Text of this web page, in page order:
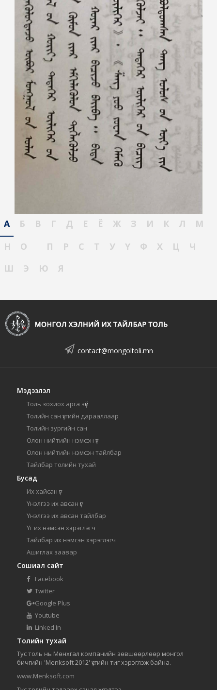
А Б В Г Д Е Ё Ж З И К Л
М
Н
О П Р С Т У Ү Ф Х Ц
Ч
Ш
Э Ю Я
contact@mongoltoli.mn
Мэдээлэл
Толь зохиох арга зүй
Толийн сан үсгийн дарааллаар
Толийн зургийн сан
Олон нийтийн нэмсэн үг
Олон нийтийн нэмсэн тайлбар
Тайлбар толийн тухай
Бусад
Их хайсан үг
Үнэлгээ их авсан үг
Үнэлгээ их авсан тайлбар
Үг их нэмсэн хэрэглэгч
Тайлбар их нэмсэн хэрэглэгч
Ашиглах заавар
Сошиал сайт
Facebook
Twitter
Google Plus
Youtube
Linked In
Толийн тухай
Тус толь нь Мөнхгал компанийн зөвшөөрлөөр монгол
бичгийн 'Menksoft 2012' үсгийн тиг хэрэглэж байна.
www.Menksoft.com